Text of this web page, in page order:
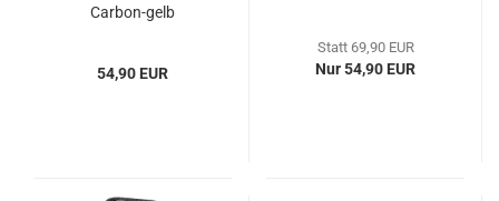
Carbon-gelb
54,90 EUR
Statt 69,90 EUR
Nur 54,90 EUR